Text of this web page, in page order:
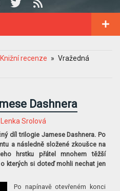
Knižní recenze
Vražedná
Dashnera
Lenka Srolová
díl trilogie Jamese Dashnera. Po
a následně složené zkoušce na
hrstku přátel mnohem těžší
kterých si doteď mohli nechat jen
Po napínavě otevřeném konci